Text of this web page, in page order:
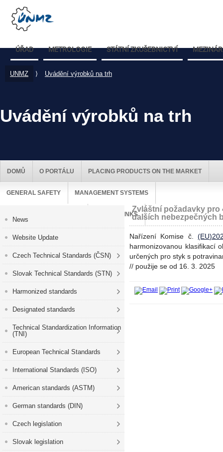
ÚŘAD METROLOGIE STÁTNÍ ZKUŠEBNICTVÍ
UNMZ ⟩ Uvádění výrobků na trh
Uvádění výrobků na trh
DOMŮ O PORTÁLU PLACING PRODUCTS ON THE MARKET
GENERAL SAFETY MANAGEMENT SYSTEMS
USEFUL LINKS
News
Website Update
Czech Technical Standards (ČSN)
Slovak Technical Standards (STN)
Harmonized standards
Designated standards
Technical Standardization Information
(TNI)
European Technical Standards
International Standards (ISO)
American standards (ASTM)
German standards (DIN)
Czech legislation
Slovak legislation
Zvláštní požadavky pro
dalších nebezpečných
Nařízení Komise č.
harmonizovanou klasifikací
určených pro styk s
// použije se od 16. 3. 2025